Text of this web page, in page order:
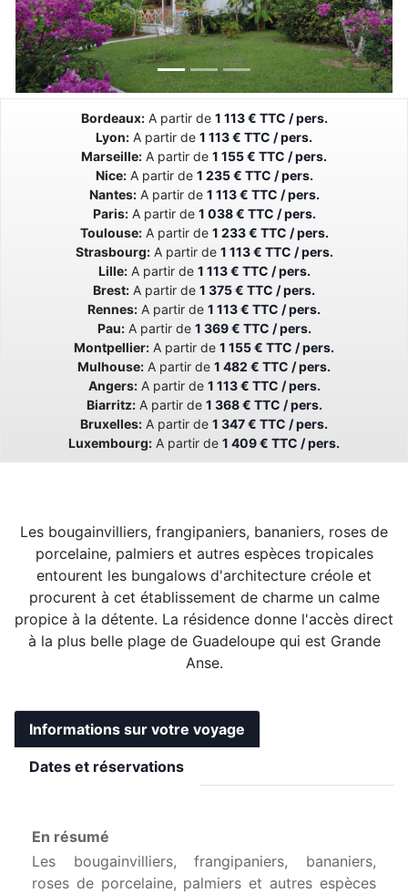
Bordeaux:A partir de 1 113 € TTC / pers.
Lyon: A partir de 1 113 € TTC / pers.
Marseille: A partir de 1 155 € TTC / pers.
Nice:A partir de 1 235 € TTC / pers.
Nantes:A partir de 1 113 € TTC / pers.
Paris:A partir de 1 038 € TTC / pers.
Toulouse:A partir de 1 233 € TTC / pers.
Strasbourg:A partir de 1 113 € TTC / pers.
Lille:A partir de 1 113 € TTC / pers.
Brest: A partir de 1 375 € TTC / pers.
Rennes: A partir de 1 113 € TTC / pers.
Pau:A partir de 1 369 € TTC / pers.
Montpellier: A partir de 1 155 € TTC / pers.
Mulhouse: A partir de 1 482 € TTC / pers.
Angers:A partir de 1 113 € TTC / pers.
Biarritz:A partir de 1 368 € TTC / pers.
Bruxelles: A partir de 1 347 € TTC / pers.
Luxembourg: A partir de 1 409 € TTC / pers.
Les bougainvilliers, frangipaniers, bananiers, roses de
porcelaine, palmiers et autres espèces tropicales
entourent les bungalows d'architecture créole et
procurent à cet établissement de charme un calme
propice à la détente. La résidence donne l'accès direct
à la plus belle plage de Guadeloupe qui est Grande
Anse.
Informations sur votre voyage
Dates et réservations
En résumé
Les bougainvilliers, frangipaniers, bananiers,
roses de porcelaine, palmiers et autres espèces